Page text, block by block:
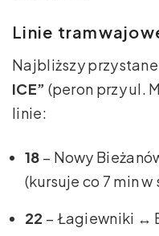
Linie
Najbliższy
ICE” (peron przy ul.
linie:
18 – Nowy
(kursuje co 7 min w
22 – Łagiewniki ↔